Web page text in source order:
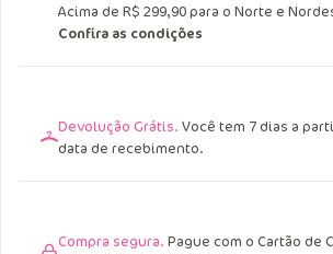
Acima de R$ 249,90 para o Sul, Sudeste e
Centro Oeste.